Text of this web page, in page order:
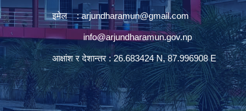
इमेल :arjundharamun@gmail.com
info@arjundharamun.gov.np
आक्षांश र देशान्तर : 26.683424 N, 87.996908 E